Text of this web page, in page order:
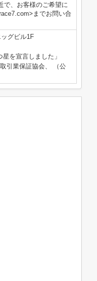
で、お客様のご希望に
までお問い合
グビル1F
を宣言しました」
引業保証協会、 （公